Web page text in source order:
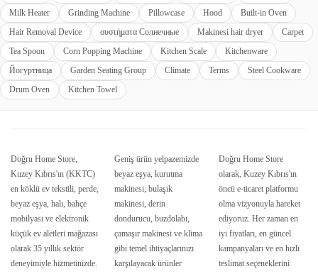
Milk Heater
Grinding Machine Pillowcase Hood
Built-in Oven
Hair Removal Device
συστήματα Солнечные Makinesi hair dryer
Carpet
Tea Spoon
Corn Popping Machine Kitchen Scale
Kitchenware
Йогуртница
Garden Seating Group Climate Terms
Steel Cookware
Drum Oven
Kitchen Towel
Doğru Home Store,
Kuzey Kıbrıs'ın (KKTC)
en köklü ev tekstili, perde,
beyaz eşya, halı, bahçe
mobilyası ve elektronik
küçük ev aletleri mağazası
olarak 35 yıllık sektör
deneyimiyle hizmetinizde.
Geniş ürün yelpazemizde
beyaz eşya, kurutma
makinesi, bulaşık
makinesi, derin
dondurucu, buzdolabı,
çamaşır makinesi ve klima
gibi temel ihtiyaçlarınızı
karşılayacak ürünler
Doğru Home Store
olarak, Kuzey Kıbrıs'ın
öncü e-ticaret platformu
olma vizyonuyla hareket
ediyoruz. Her zaman en
iyi fiyatları, en güncel
kampanyaları ve en hızlı
teslimat seçeneklerini